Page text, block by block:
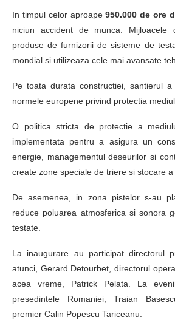
In timpul celor aproape950.000 de ore
niciun accident de munca.
produse de furnizorii de sisteme de
mondial si utilizeaza cele mai avansate
Pe toata durata constructiei, santierul
normele europene privind protectia
O politica stricta de protectie a
implementata pentru a asigura un
energie, managementul deseurilor si
create zone speciale de triere si stocare a
De asemenea, in zona pistelor s-au
reduce poluarea atmosferica si sonora
testate.
La inaugurare au participat directorul
atunci, Gerard Detourbet, directorul
acea vreme, Patrick Pelata. La
presedintele Romaniei, Traian
premier Calin Popescu Tariceanu.